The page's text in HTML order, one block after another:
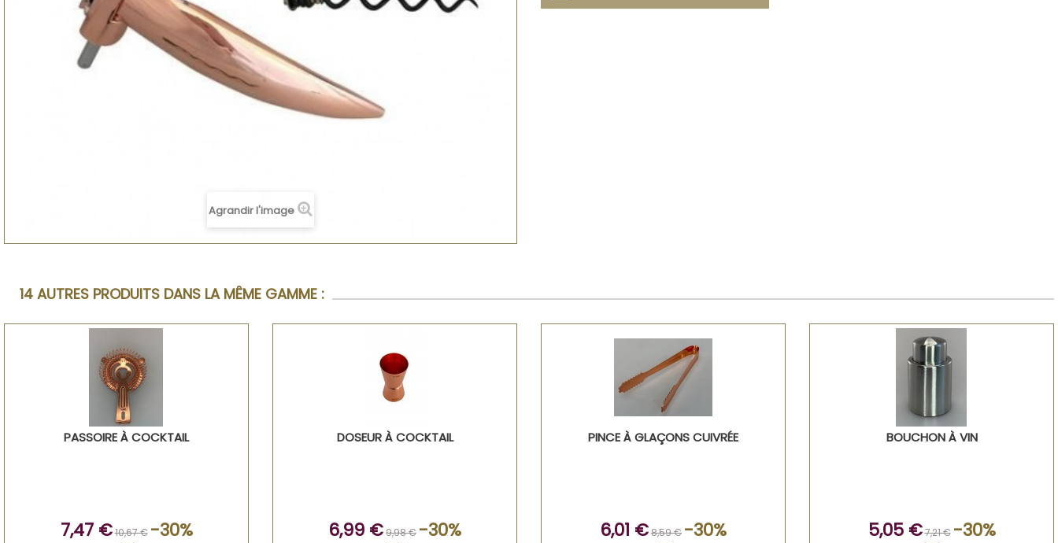
Agrandir l'image
14 AUTRES PRODUITS DANS LA MÊME GAMME :
PASSOIRE À COCKTAIL
7,47 €10,67 € -30%
DOSEUR À COCKTAIL
6,99 €9,98 € -30%
PINCE À GLAÇONS CUIVRÉE
6,01 €8,59 € -30%
BOUCHON À VIN
5,05 €7,21 € -30%